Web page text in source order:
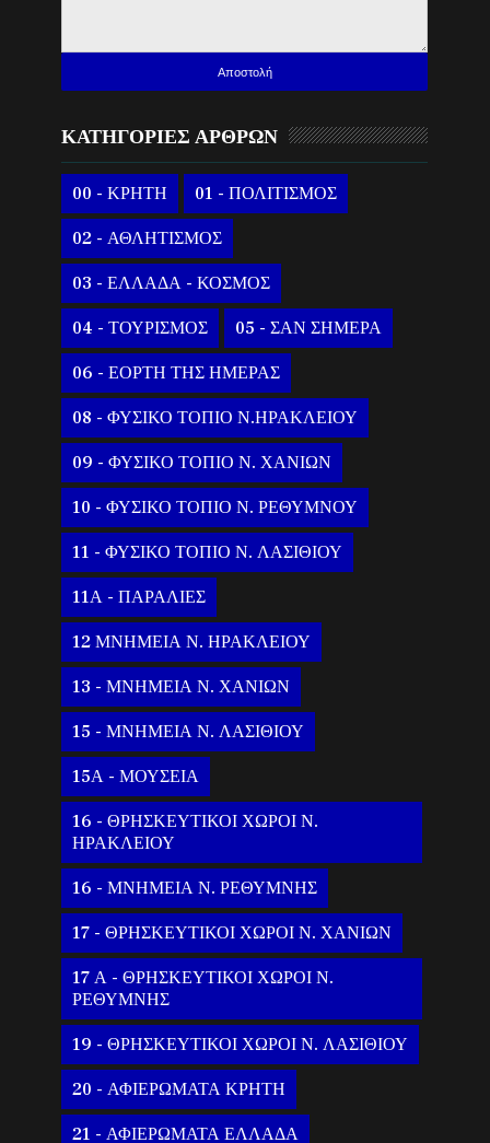
ΚΑΤΗΓΟΡΙΕΣ ΑΡΘΡΩΝ
00 - ΚΡΗΤΗ 01 - ΠΟΛΙΤΙΣΜΟΣ
02 - ΑΘΛΗΤΙΣΜΟΣ
03 - ΕΛΛΑΔΑ - ΚΟΣΜΟΣ
04 - ΤΟΥΡΙΣΜΟΣ 05 - ΣΑΝ ΣΗΜΕΡΑ
06 - ΕΟΡΤΗ ΤΗΣ ΗΜΕΡΑΣ
08 - ΦΥΣΙΚΟ ΤΟΠΙΟ Ν.ΗΡΑΚΛΕΙΟΥ
09 - ΦΥΣΙΚΟ ΤΟΠΙΟ Ν. ΧΑΝΙΩΝ
10 - ΦΥΣΙΚΟ ΤΟΠΙΟ Ν. ΡΕΘΥΜΝΟΥ
11 - ΦΥΣΙΚΟ ΤΟΠΙΟ Ν. ΛΑΣΙΘΙΟΥ
11Α - ΠΑΡΑΛΙΕΣ
12 ΜΝΗΜΕΙΑ Ν. ΗΡΑΚΛΕΙΟΥ
13 - ΜΝΗΜΕΙΑ Ν. ΧΑΝΙΩΝ
15 - ΜΝΗΜΕΙΑ Ν. ΛΑΣΙΘΙΟΥ
15Α - ΜΟΥΣΕΙΑ
16 - ΘΡΗΣΚΕΥΤΙΚΟΙ ΧΩΡΟΙ Ν.
ΗΡΑΚΛΕΙΟΥ
16 - ΜΝΗΜΕΙΑ Ν. ΡΕΘΥΜΝΗΣ
17 - ΘΡΗΣΚΕΥΤΙΚΟΙ ΧΩΡΟΙ Ν. ΧΑΝΙΩΝ
17 Α - ΘΡΗΣΚΕΥΤΙΚΟΙ ΧΩΡΟΙ Ν.
ΡΕΘΥΜΝΗΣ
19 - ΘΡΗΣΚΕΥΤΙΚΟΙ ΧΩΡΟΙ Ν. ΛΑΣΙΘΙΟΥ
20 - ΑΦΙΕΡΩΜΑΤΑ ΚΡΗΤΗ
21 - ΑΦΙΕΡΩΜΑΤΑ ΕΛΛΑΔΑ